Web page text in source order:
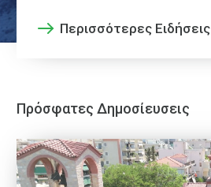
Περισσότερες Ειδήσεις
Πρόσφατες Δημοσίευσεις